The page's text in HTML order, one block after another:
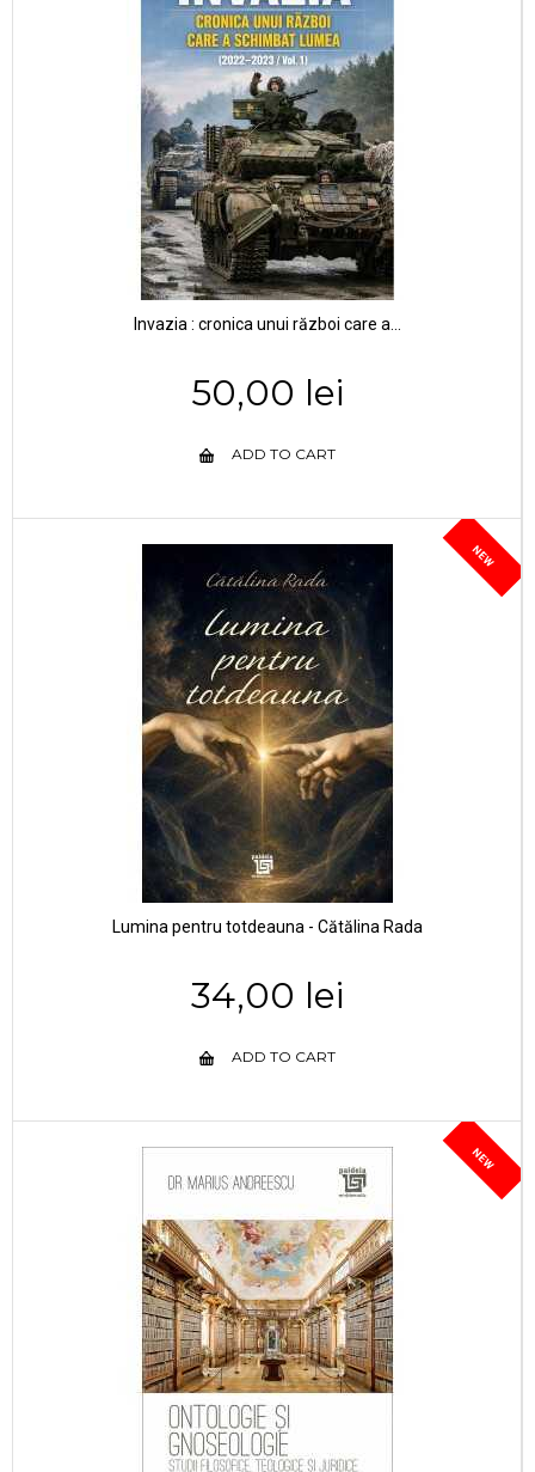
Invazia : cronica unui război care a...
50,00 lei
ADD TO CART
NEW
Lumina pentru totdeauna - Cătălina Rada
34,00 lei
ADD TO CART
NEW